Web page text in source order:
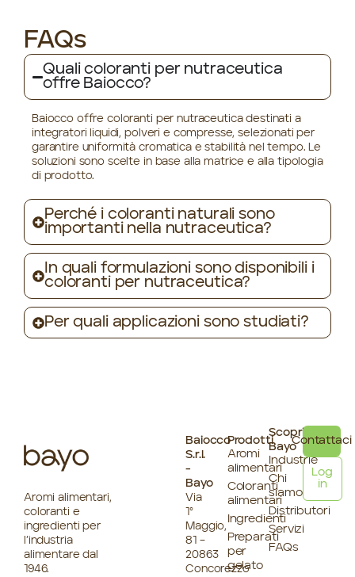
FAQs
Quali coloranti per nutraceutica
offre Baiocco?
Baiocco offre coloranti per nutraceutica destinati a
integratori liquidi, polveri e compresse, selezionati per
garantire uniformità cromatica e stabilità nel tempo. Le
soluzioni sono scelte in base alla matrice e alla tipologia
di prodotto.
Perché i coloranti naturali sono
importanti nella nutraceutica?
In quali formulazioni sono disponibili i
coloranti per nutraceutica?
Per quali applicazioni sono studiati?
Aromi alimentari,
coloranti e
ingredienti per
l’industria
alimentare dal
1946.
Baiocco
S.r.l.
-
Bayo
Via
1°
Maggio,
81 –
20863
Concorezzo
Prodotti
Aromi
alimentari
Coloranti
alimentari
Ingredienti
Preparati
per
gelato
Scopri
Bayo
Industrie
Chi
siamo
Distributori
Servizi
FAQs
Contattaci
Log
in